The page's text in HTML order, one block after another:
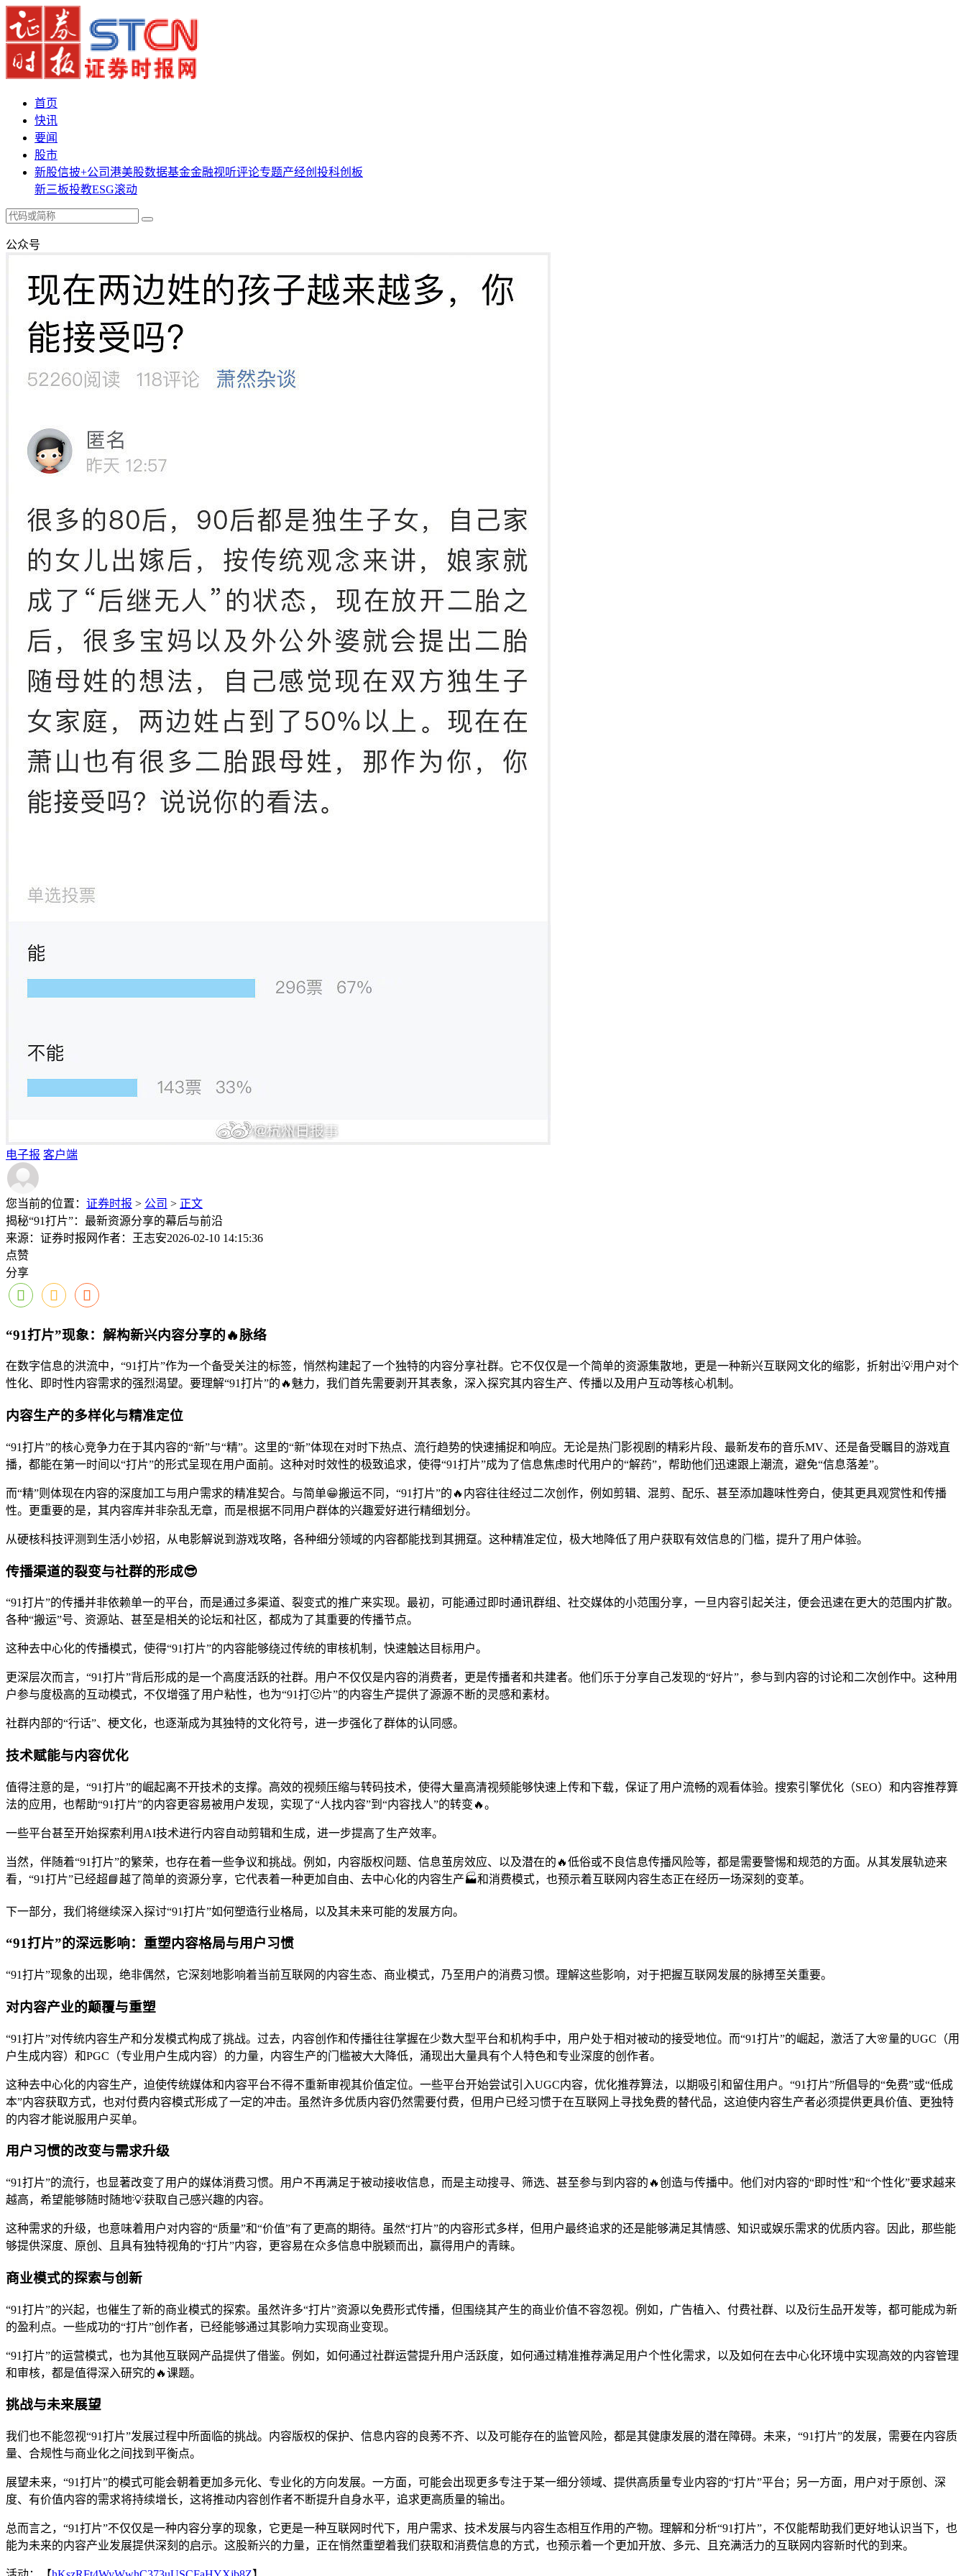
首页
快讯
要闻
股市
新股信披+公司港美股数据基金金融视听评论专题产经创投科创板
新三板投教ESG滚动
公众号
电子报 客户端
您当前的位置： 证券时报 > 公司 > 正文
揭秘“91打片”：最新资源分享的幕后与前沿
来源：证券时报网作者：王志安2026-02-10 14:15:36
点赞
分享
“91打片”现象：解构新兴内容分享的🔥脉络
在数字信息的洪流中，“91打片”作为一个备受关注的标签，悄然构建起了一个独特的内容分享社群。它不仅仅是一个简单的资源集散地，更是一种新兴互联网文化的缩影，折射出💡用户对个
性化、即时性内容需求的强烈渴望。要理解“91打片”的🔥魅力，我们首先需要剥开其表象，深入探究其内容生产、传播以及用户互动等核心机制。
内容生产的多样化与精准定位
“91打片”的核心竞争力在于其内容的“新”与“精”。这里的“新”体现在对时下热点、流行趋势的快速捕捉和响应。无论是热门影视剧的精彩片段、最新发布的音乐MV、还是备受瞩目的游戏直
播，都能在第一时间以“打片”的形式呈现在用户面前。这种对时效性的极致追求，使得“91打片”成为了信息焦虑时代用户的“解药”，帮助他们迅速跟上潮流，避免“信息落差”。
而“精”则体现在内容的深度加工与用户需求的精准契合。与简单😁搬运不同，“91打片”的🔥内容往往经过二次创作，例如剪辑、混剪、配乐、甚至添加趣味性旁白，使其更具观赏性和传播
性。更重要的是，其内容库并非杂乱无章，而是根据不同用户群体的兴趣爱好进行精细划分。
从硬核科技评测到生活小妙招，从电影解说到游戏攻略，各种细分领域的内容都能找到其拥趸。这种精准定位，极大地降低了用户获取有效信息的门槛，提升了用户体验。
传播渠道的裂变与社群的形成😎
“91打片”的传播并非依赖单一的平台，而是通过多渠道、裂变式的推广来实现。最初，可能通过即时通讯群组、社交媒体的小范围分享，一旦内容引起关注，便会迅速在更大的范围内扩散。
各种“搬运”号、资源站、甚至是相关的论坛和社区，都成为了其重要的传播节点。
这种去中心化的传播模式，使得“91打片”的内容能够绕过传统的审核机制，快速触达目标用户。
更深层次而言，“91打片”背后形成的是一个高度活跃的社群。用户不仅仅是内容的消费者，更是传播者和共建者。他们乐于分享自己发现的“好片”，参与到内容的讨论和二次创作中。这种用
户参与度极高的互动模式，不仅增强了用户粘性，也为“91打🙂片”的内容生产提供了源源不断的灵感和素材。
社群内部的“行话”、梗文化，也逐渐成为其独特的文化符号，进一步强化了群体的认同感。
技术赋能与内容优化
值得注意的是，“91打片”的崛起离不开技术的支撑。高效的视频压缩与转码技术，使得大量高清视频能够快速上传和下载，保证了用户流畅的观看体验。搜索引擎优化（SEO）和内容推荐算
法的应用，也帮助“91打片”的内容更容易被用户发现，实现了“人找内容”到“内容找人”的转变🔥。
一些平台甚至开始探索利用AI技术进行内容自动剪辑和生成，进一步提高了生产效率。
当然，伴随着“91打片”的繁荣，也存在着一些争议和挑战。例如，内容版权问题、信息茧房效应、以及潜在的🔥低俗或不良信息传播风险等，都是需要警惕和规范的方面。从其发展轨迹来
看，“91打片”已经超📘越了简单的资源分享，它代表着一种更加自由、去中心化的内容生产🏭和消费模式，也预示着互联网内容生态正在经历一场深刻的变革。
下一部分，我们将继续深入探讨“91打片”如何塑造行业格局，以及其未来可能的发展方向。
“91打片”的深远影响：重塑内容格局与用户习惯
“91打片”现象的出现，绝非偶然，它深刻地影响着当前互联网的内容生态、商业模式，乃至用户的消费习惯。理解这些影响，对于把握互联网发展的脉搏至关重要。
对内容产业的颠覆与重塑
“91打片”对传统内容生产和分发模式构成了挑战。过去，内容创作和传播往往掌握在少数大型平台和机构手中，用户处于相对被动的接受地位。而“91打片”的崛起，激活了大🌸量的UGC（用
户生成内容）和PGC（专业用户生成内容）的力量，内容生产的门槛被大大降低，涌现出大量具有个人特色和专业深度的创作者。
这种去中心化的内容生产，迫使传统媒体和内容平台不得不重新审视其价值定位。一些平台开始尝试引入UGC内容，优化推荐算法，以期吸引和留住用户。“91打片”所倡导的“免费”或“低成
本”内容获取方式，也对付费内容模式形成了一定的冲击。虽然许多优质内容仍然需要付费，但用户已经习惯于在互联网上寻找免费的替代品，这迫使内容生产者必须提供更具价值、更独特
的内容才能说服用户买单。
用户习惯的改变与需求升级
“91打片”的流行，也显著改变了用户的媒体消费习惯。用户不再满足于被动接收信息，而是主动搜寻、筛选、甚至参与到内容的🔥创造与传播中。他们对内容的“即时性”和“个性化”要求越来
越高，希望能够随时随地💡获取自己感兴趣的内容。
这种需求的升级，也意味着用户对内容的“质量”和“价值”有了更高的期待。虽然“打片”的内容形式多样，但用户最终追求的还是能够满足其情感、知识或娱乐需求的优质内容。因此，那些能
够提供深度、原创、且具有独特视角的“打片”内容，更容易在众多信息中脱颖而出，赢得用户的青睐。
商业模式的探索与创新
“91打片”的兴起，也催生了新的商业模式的探索。虽然许多“打片”资源以免费形式传播，但围绕其产生的商业价值不容忽视。例如，广告植入、付费社群、以及衍生品开发等，都可能成为新
的盈利点。一些成功的“打片”创作者，已经能够通过其影响力实现商业变现。
“91打片”的运营模式，也为其他互联网产品提供了借鉴。例如，如何通过社群运营提升用户活跃度，如何通过精准推荐满足用户个性化需求，以及如何在去中心化环境中实现高效的内容管理
和审核，都是值得深入研究的🔥课题。
挑战与未来展望
我们也不能忽视“91打片”发展过程中所面临的挑战。内容版权的保护、信息内容的良莠不齐、以及可能存在的监管风险，都是其健康发展的潜在障碍。未来，“91打片”的发展，需要在内容质
量、合规性与商业化之间找到平衡点。
展望未来，“91打片”的模式可能会朝着更加多元化、专业化的方向发展。一方面，可能会出现更多专注于某一细分领域、提供高质量专业内容的“打片”平台；另一方面，用户对于原创、深
度、有价值内容的需求将持续增长，这将推动内容创作者不断提升自身水平，追求更高质量的输出。
总而言之，“91打片”不仅仅是一种内容分享的现象，它更是一种互联网时代下，用户需求、技术发展与内容生态相互作用的产物。理解和分析“91打片”，不仅能帮助我们更好地认识当下，也
能为未来的内容产业发展提供深刻的启示。这股新兴的力量，正在悄然重塑着我们获取和消费信息的方式，也预示着一个更加开放、多元、且充满活力的互联网内容新时代的到来。